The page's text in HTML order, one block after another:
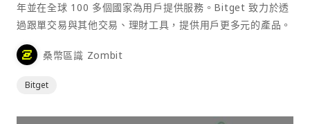
年並在全球 100 多個國家為用戶提供服務。Bitget 致力於透
過跟單交易與其他交易、理財工具，提供用戶更多元的產品。
桑幣區識 Zombit
Bitget